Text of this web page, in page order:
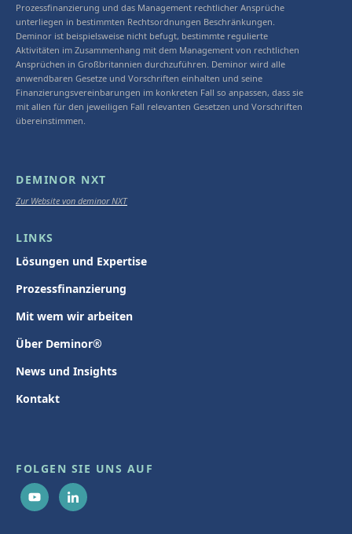
Prozessfinanzierung und das Management rechtlicher Ansprüche
unterliegen in bestimmten Rechtsordnungen Beschränkungen.
Deminor ist beispielsweise nicht befugt, bestimmte regulierte
Aktivitäten im Zusammenhang mit dem Management von rechtlichen
Ansprüchen in Großbritannien durchzuführen. Deminor wird alle
anwendbaren Gesetze und Vorschriften einhalten und seine
Finanzierungsvereinbarungen im konkreten Fall so anpassen, dass sie
mit allen für den jeweiligen Fall relevanten Gesetzen und Vorschriften
übereinstimmen.
DEMINOR NXT
Zur Website von deminor NXT
LINKS
Lösungen und Expertise
Prozessfinanzierung
Mit wem wir arbeiten
Über Deminor®
News und Insights
Kontakt
FOLGEN SIE UNS AUF